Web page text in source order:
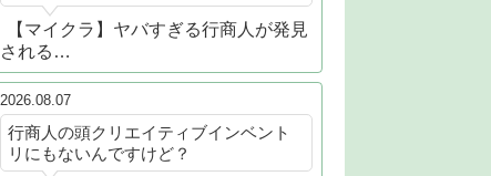
【マイクラ】ヤバすぎる行商人が発見
される…
2026.08.07
行商人の頭クリエイティブインベント
リにもないんですけど？